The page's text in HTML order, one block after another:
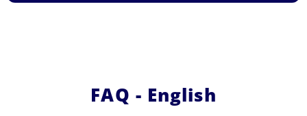
FAQ - English